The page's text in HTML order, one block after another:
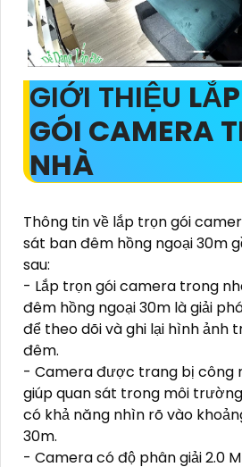
GIỚI THIỆU
GÓI CAMERA
NHÀ
Thông tin về lắp trọn gói
sát ban đêm hồng ngoại 30m
sau:
- Lắp trọn gói camera trong
đêm hồng ngoại 30m là giải
để theo dõi và ghi lại hình ảnh
đêm.
- Camera được trang bị công
giúp quan sát trong môi
có khả năng nhìn rõ vào
30m.
- Camera có độ phân giải 2.0